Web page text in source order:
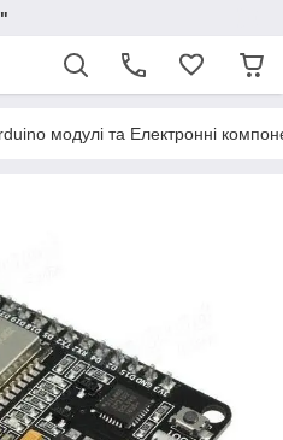
модулі та Електронні